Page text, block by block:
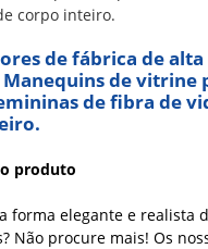
de fábrica de
Manequins de vitrine
de fibra de
produto
forma elegante e realista
Não procure mais! Os